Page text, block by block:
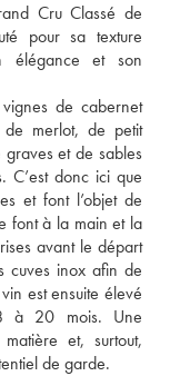
Cru Classé de
pour sa texture
élégance et son
de cabernet
de merlot, de petit
et de sables
C’est donc ici que
et font l’objet de
font à la main et la
avant le départ
cuves inox afin de
est ensuite élevé
à 20 mois. Une
et, surtout,
de garde.